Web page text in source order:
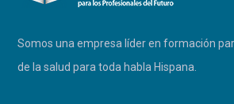
Somos una empresa líder en formación
de la salud para toda habla Hispana.